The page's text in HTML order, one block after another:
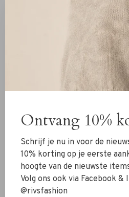
60% gerecycled messing en
zilver, met een ethisch 18-
Het moderne silhouet en de
ring tot een opvallend maar
Moon Ring solo voor een
combineer met andere gouden
✔ 18K verguld met hoogglans
✔ Duurzaam en ethisch
✔ Sculpturaal en tijdloos
✔ Statement piece met luxe
✔ Gemaakt van gerecycled
Ontvang 10%
Schrijf je nu in voor de
10% korting op je eerste
hoogte van de nieuwste
Volg ons ook via Facebook &
@rivsfashion